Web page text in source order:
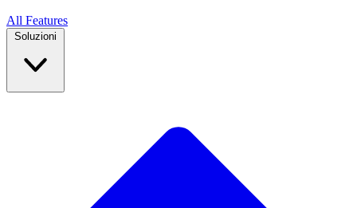
All Features